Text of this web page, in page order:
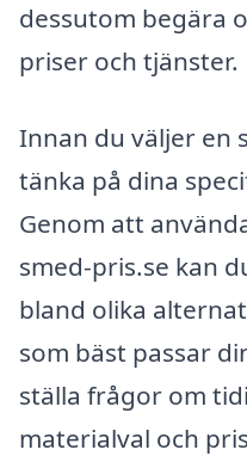
dessutom begära
priser och tjänster.
Innan du väljer en
tänka på dina
Genom att
smed-pris.se kan
bland olika
som bäst passar
ställa frågor om
materialval och